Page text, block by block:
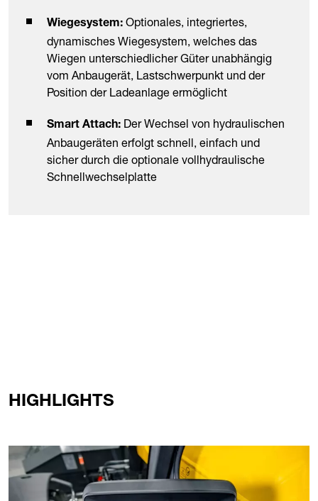
Wiegesystem: Optionales, integriertes,
dynamisches Wiegesystem, welches das
Wiegen unterschiedlicher Güter unabhängig
vom Anbaugerät, Lastschwerpunkt und der
Position der Ladeanlage ermöglicht
Smart Attach: Der Wechsel von hydraulischen
Anbaugeräten erfolgt schnell, einfach und
sicher durch die optionale vollhydraulische
Schnellwechselplatte
HIGHLIGHTS